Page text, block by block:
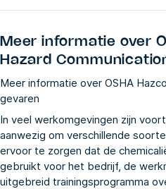
Meer informatie over
Hazard
Meer informatie over OSHA
gevaren
In veel werkomgevingen zijn
aanwezig om verschillende
ervoor te zorgen dat de
gebruikt voor het bedrijf, de
uitgebreid trainingsprogramma